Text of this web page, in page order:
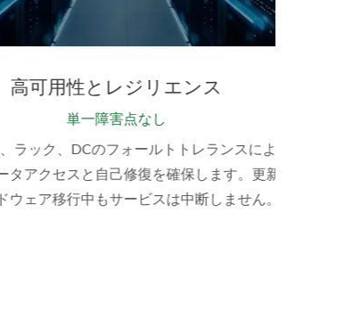
高可用性とレジリエンス
単一障害点なし
ラック、DCのフォールトトレランスによ
タアクセスと自己修復を確保します。更新
ウェア移行中もサービスは中断しません。